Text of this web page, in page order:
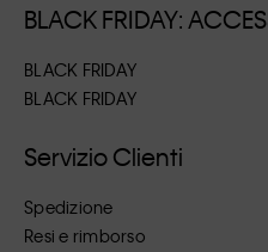
BLACK FRIDAY:
BLACK FRIDAY
BLACK FRIDAY
Servizio Clienti
Spedizione
Resi e rimborso